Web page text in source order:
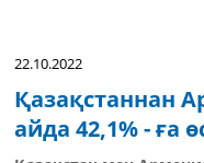
22.10.2022
Қазақстаннан
айда 42,1% - ға